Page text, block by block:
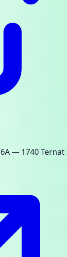
— 1740 Ternat